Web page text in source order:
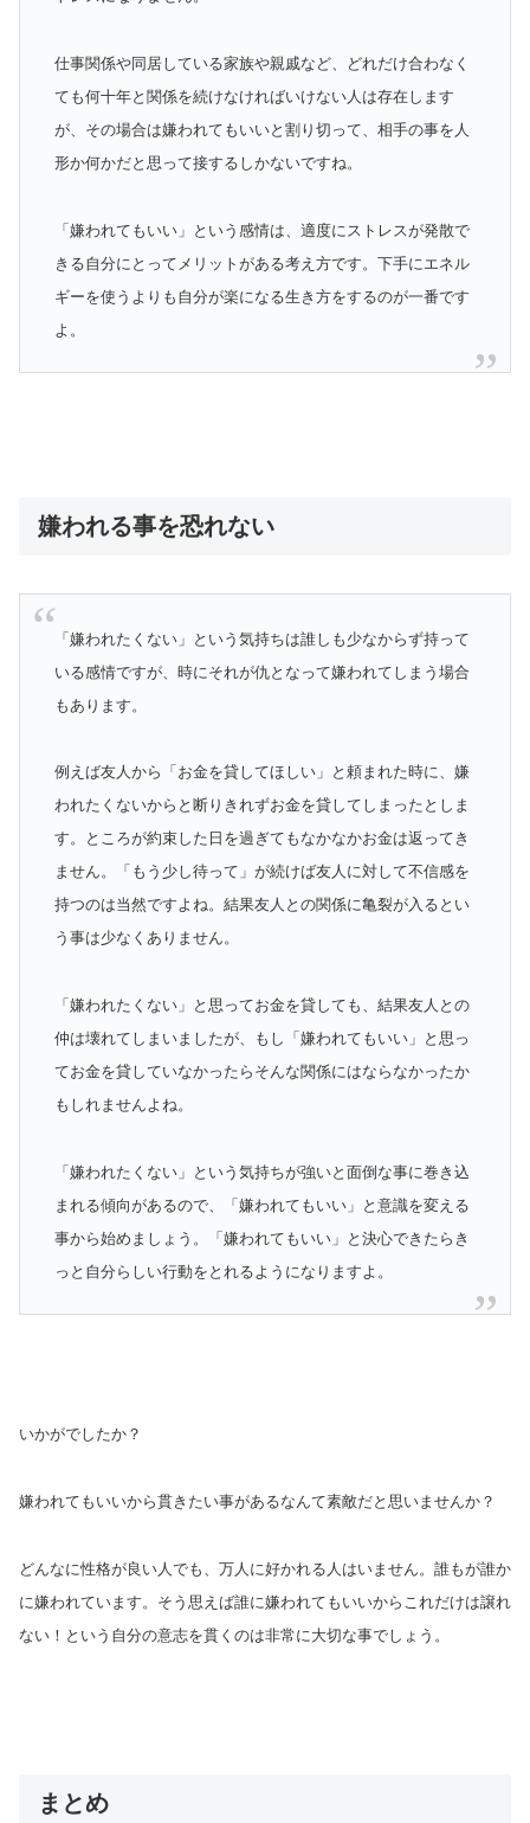
仕事関係や同居している家族や親戚など、どれだけ合わなく
ても何十年と関係を続けなければいけない人は存在します
が、その場合は嫌われてもいいと割り切って、相手の事を人
形か何かだと思って接するしかないですね。
「嫌われてもいい」という感情は、適度にストレスが発散で
きる自分にとってメリットがある考え方です。下手にエネル
ギーを使うよりも自分が楽になる生き方をするのが一番です
よ。
嫌われる事を恐れない
「嫌われたくない」という気持ちは誰しも少なからず持って
いる感情ですが、時にそれが仇となって嫌われてしまう場合
もあります。
例えば友人から「お金を貸してほしい」と頼まれた時に、嫌
われたくないからと断りきれずお金を貸してしまったとしま
す。ところが約束した日を過ぎてもなかなかお金は返ってき
ません。「もう少し待って」が続けば友人に対して不信感を
持つのは当然ですよね。結果友人との関係に亀裂が入るとい
う事は少なくありません。
「嫌われたくない」と思ってお金を貸しても、結果友人との
仲は壊れてしまいましたが、もし「嫌われてもいい」と思っ
てお金を貸していなかったらそんな関係にはならなかったか
もしれませんよね。
「嫌われたくない」という気持ちが強いと面倒な事に巻き込
まれる傾向があるので、「嫌われてもいい」と意識を変える
事から始めましょう。「嫌われてもいい」と決心できたらき
っと自分らしい行動をとれるようになりますよ。
いかがでしたか？
嫌われてもいいから貫きたい事があるなんて素敵だと思いませんか？
どんなに性格が良い人でも、万人に好かれる人はいません。誰もが誰か
に嫌われています。そう思えば誰に嫌われてもいいからこれだけは譲れ
ない！という自分の意志を貫くのは非常に大切な事でしょう。
まとめ